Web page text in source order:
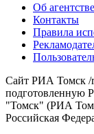
Об агентстве
Контакты
Правила
Сайт РИА Томск /
подготовленную
"Томск" (РИА
Российская